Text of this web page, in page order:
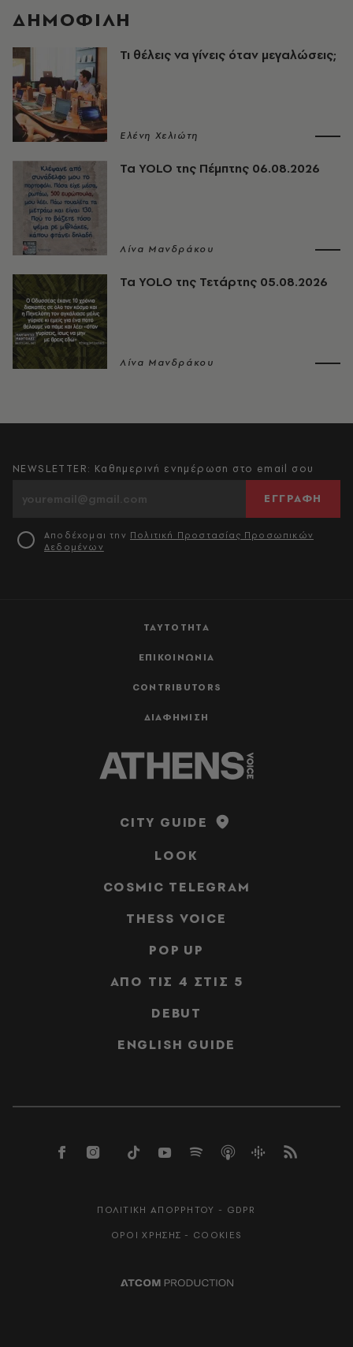
ΔΗΜΟΦΙΛΗ
Τι θέλεις να γίνεις όταν μεγαλώσεις;
Ελένη Χελιώτη
Τα YOLO της Πέμπτης 06.08.2026
Λίνα Μανδράκου
Τα YOLO της Τετάρτης 05.08.2026
Λίνα Μανδράκου
ΤΑΥΤΟΤΗΤΑ
ΕΠΙΚΟΙΝΩΝΙΑ
CONTRIBUTORS
ΔΙΑΦΗΜΙΣΗ
NEWSLETTER: Καθημερινή ενημέρωση στο email σου
ΕΓΓΡΑΦΗ
Αποδέχομαι την Πολιτική Προστασίας Προσωπικών
Δεδομένων
CITY GUIDE
LOOK
COSMIC TELEGRAM
THESS VOICE
POP UP
ΑΠΟ ΤΙΣ 4 ΣΤΙΣ 5
DEBUT
ENGLISH GUIDE
ΠΟΛΙΤΙΚΗ ΑΠΟΡΡΗΤΟΥ - GDPR
ΟΡΟΙ ΧΡΗΣΗΣ - COOKIES